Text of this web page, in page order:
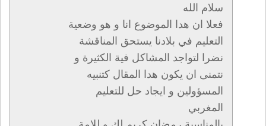
سلام الله
فعلا ان هدا الموضوع انا و هو وضعية
التعليم في بلادنا يستحق المناقشة
نضرا لتواجد المشاكل فية الكثيرة و
نتمنى ان يكون هدا المقال كتنبيه
المسؤولين و ايجاد حل للتعليم
المغربي